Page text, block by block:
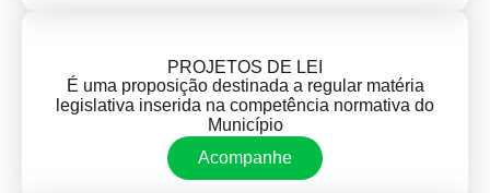
PROJETOS DE LEI
É uma proposição destinada a regular matéria
legislativa inserida na competência normativa do
Município
Acompanhe